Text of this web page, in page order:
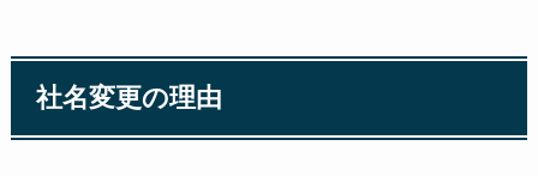
社名変更の理由